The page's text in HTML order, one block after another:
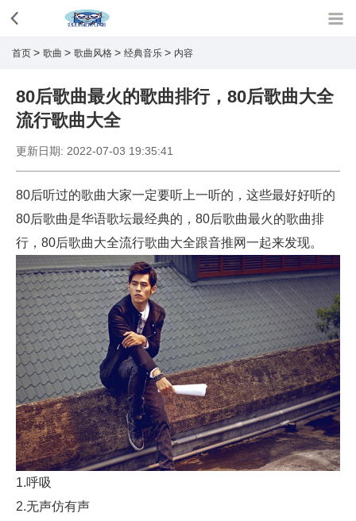
首页 > 歌曲 > 歌曲风格 > 经典音乐 > 内容
80后歌曲最火的歌曲排行，80后歌曲大全
流行歌曲大全
更新日期: 2022-07-03 19:35:41
80后听过的歌曲大家一定要听上一听的，这些最好好听的
80后歌曲是华语歌坛最经典的，80后歌曲最火的歌曲排
行，80后歌曲大全流行歌曲大全跟音推网一起来发现。
1.呼吸
2.无声仿有声